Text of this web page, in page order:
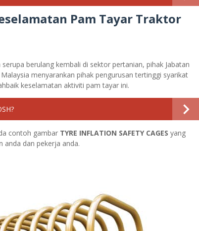
Pam Tayar Traktor
berulang kembali di sektor pertanian, pihak Jabatan
menyarankan pihak pengurusan tertinggi syarikat
keselamatan aktiviti pam tayar ini.
contoh gambar TYRE INFLATION SAFETY CAGES yang
anda dan pekerja anda.